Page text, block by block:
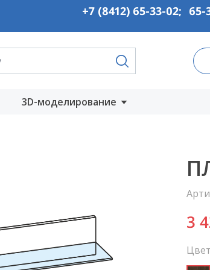
+7 (8412) 65-33-02; 65-
3D-моделирование
3